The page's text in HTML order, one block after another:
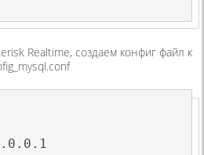
Realtime, создаем конфиг файл к